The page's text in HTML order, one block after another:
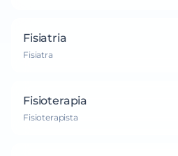
Fisiatria
Fisiatra
Fisioterapia
Fisioterapista